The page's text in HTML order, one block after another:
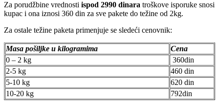
Za porudžbine vrednosti ispod 2990 dinara troškove isporuke snosi
kupac i ona iznosi 360 din za sve pakete do težine od 2kg.
Za ostale težine paketa primenjuje se sledeći cenovnik:
Masa pošiljke u kilogramima
Cena
0 – 2 kg
360din
2-5 kg
460 din
5-10 kg
620 din
10-20 kg
792din